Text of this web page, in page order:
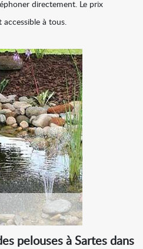
directement. Le prix
accessible à tous.
pelouses à Sartes dans